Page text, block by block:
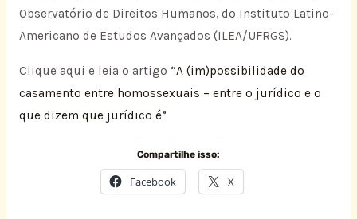
Observatório de Direitos Humanos, do Instituto Latino-
Americano de Estudos Avançados (ILEA/UFRGS).
Clique aqui e leia o artigo “A (im)possibilidade do
casamento entre homossexuais – entre o jurídico e o
que dizem que jurídico é”
Compartilhe isso:
Facebook X